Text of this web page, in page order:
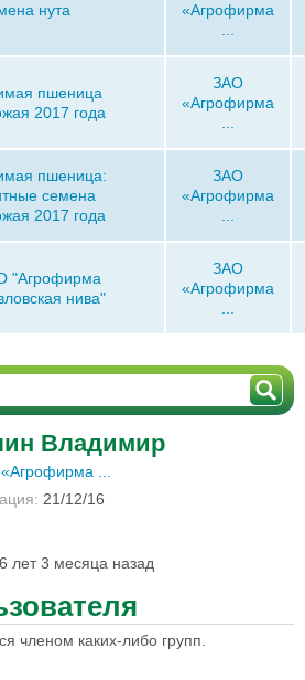
нута
«Агрофирма
пшеница
2017 года
ЗАО
«Агрофирма
пшеница:
семена
2017 года
ЗАО
«Агрофирма
"Агрофирма
нива"
ЗАО
«Агрофирма
Владимир
...
21/12/16
6 лет 3 месяца назад
членом каких-либо групп.